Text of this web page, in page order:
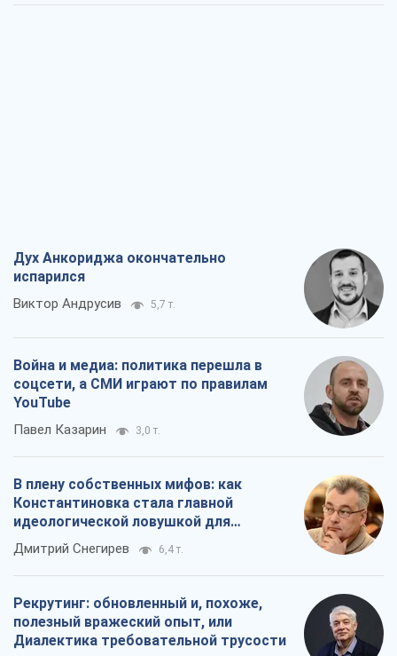
Дух Анкориджа окончательно
испарился
Виктор Андрусив 5,7 т.
Война и медиа: политика перешла в
соцсети, а СМИ играют по правилам
YouTube
Павел Казарин 3,0 т.
В плену собственных мифов: как
Константиновка стала главной
идеологической ловушкой для
российских оккупантов
Дмитрий Снегирев 6,4 т.
Рекрутинг: обновленный и, похоже,
полезный вражеский опыт, или
Диалектика требовательной трусости